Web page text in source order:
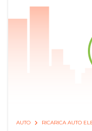
AUTO RICARICA AUTO